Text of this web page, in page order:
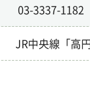
03-3337-1182
JR中央線「高